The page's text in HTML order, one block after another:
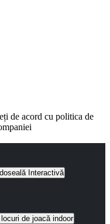
de acord cu politica de
Interactivă
de joacă indoor